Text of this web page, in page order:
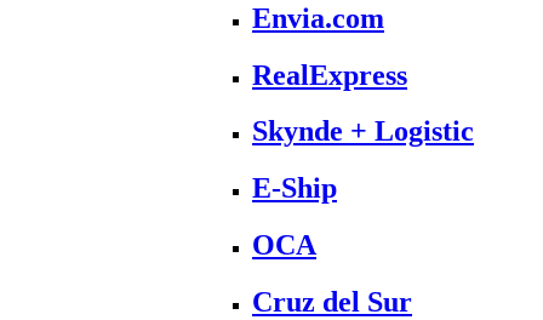
Envia.com
RealExpress
Skynde + Logistic
E-Ship
OCA
Cruz del Sur